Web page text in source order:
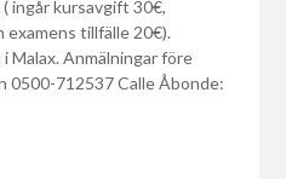
ingår kursavgift 30€,
examens tillfälle 20€).
Malax. Anmälningar före
0500-712537 Calle Åbonde: